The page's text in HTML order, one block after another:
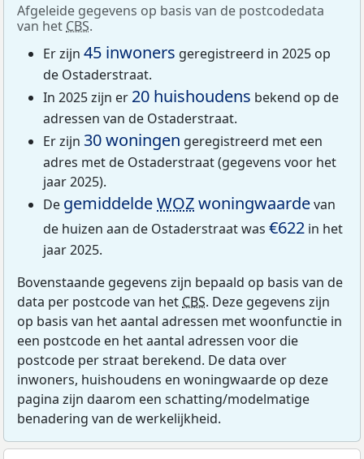
Afgeleide gegevens op basis van de postcodedata
van het CBS.
Er zijn 45 inwoners geregistreerd in 2025 op
de Ostaderstraat.
In 2025 zijn er 20 huishoudens bekend op de
adressen van de Ostaderstraat.
Er zijn 30 woningen geregistreerd met een
adres met de Ostaderstraat (gegevens voor het
jaar 2025).
De gemiddeldeWOZwoningwaardevan
de huizen aan de Ostaderstraat was €622 in het
jaar 2025.
Bovenstaande gegevens zijn bepaald op basis van de
data per postcode van het CBS. Deze gegevens zijn
op basis van het aantal adressen met woonfunctie in
een postcode en het aantal adressen voor die
postcode per straat berekend. De data over
inwoners, huishoudens en woningwaarde op deze
pagina zijn daarom een schatting/modelmatige
benadering van de werkelijkheid.